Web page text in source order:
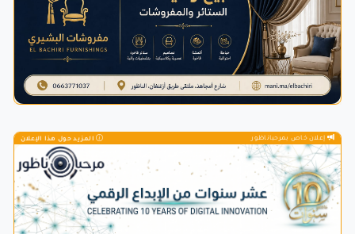
إعلان خاص بمرحباناظور المزيد حول هذا الإعلان